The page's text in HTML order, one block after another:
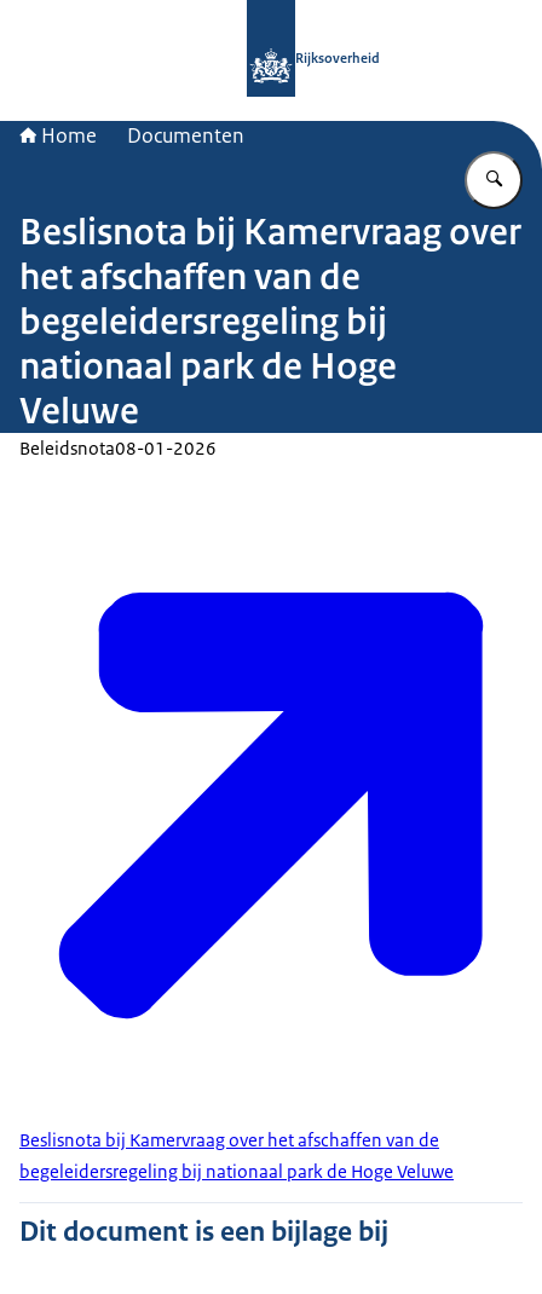
Rijksoverheid
Home Documenten
Beslisnota bij Kamervraag over
het afschaffen van de
begeleidersregeling bij
nationaal park de Hoge
Veluwe
Beleidsnota08-01-2026
Beslisnota bij Kamervraag over het afschaffen van de
begeleidersregeling bij nationaal park de Hoge Veluwe
Dit document is een bijlage bij